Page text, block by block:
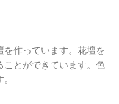
作っています。花壇を
ことができています。色